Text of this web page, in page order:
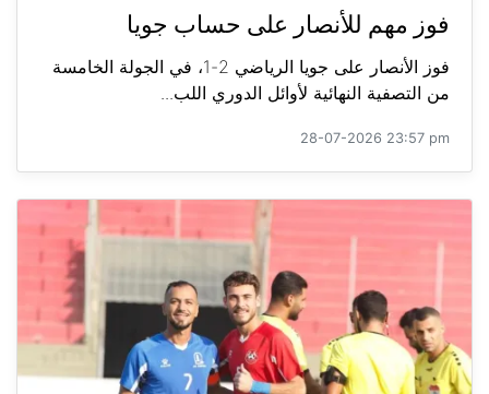
فوز مهم للأنصار على حساب جويا
فوز الأنصار على جويا الرياضي 2-1، في الجولة الخامسة
من التصفية النهائية لأوائل الدوري اللب...
28-07-2026 23:57 pm